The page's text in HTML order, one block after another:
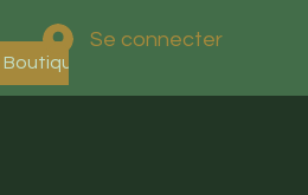
Boutique en ligne
Se connecter